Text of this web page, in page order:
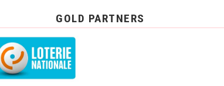
GOLD PARTNERS